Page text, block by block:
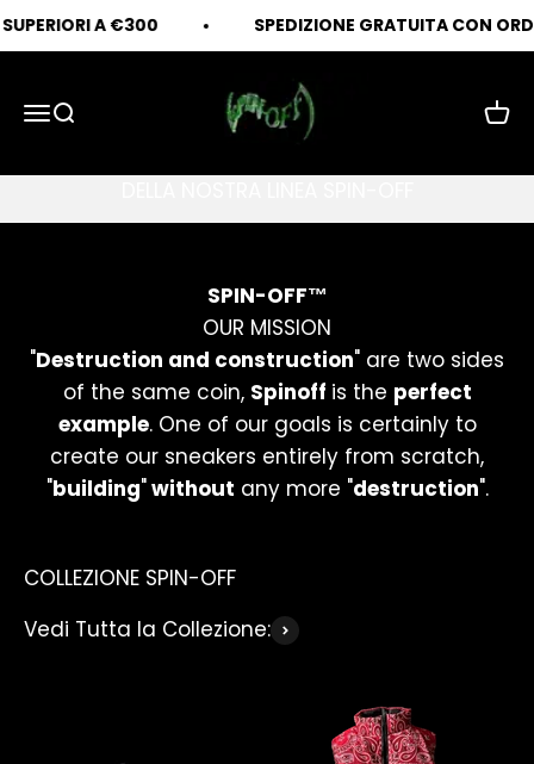
Vai al contenuto
A €300 SPEDIZIONE GRATUITA CON
Apri il menu di navigazione
Mostra il menu di ricerca
SPIN-OFF
SPIN-OFF™
OUR MISSION
"Destruction and construction" are two sides
of the same coin, Spinoff is the perfect
example. One of our goals is certainly to
create our sneakers entirely from scratch,
"building"without any more "destruction".
Vedi Tutta la Collezione: